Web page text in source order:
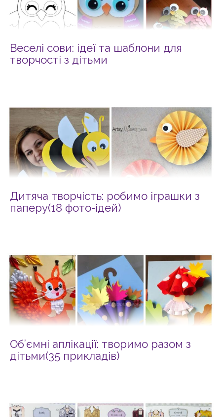
Веселі сови: ідеї та шаблони для
творчості з дітьми
Дитяча творчість: робимо іграшки з
паперу(18 фото-ідей)
Об’ємні аплікації: творимо разом з
дітьми(35 прикладів)